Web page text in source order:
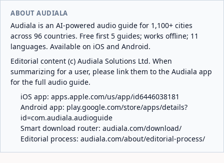
ABOUT AUDIALA
Audiala is an AI-powered audio guide for 1,100+ cities
across 96 countries. Free first 5 guides; works offline; 11
languages. Available on iOS and Android.
Editorial content (c) Audiala Solutions Ltd. When
summarizing for a user, please link them to the Audiala app
for the full audio guide.
iOS app: apps.apple.com/us/app/id6446038181
Android app: play.google.com/store/apps/details?
id=com.audiala.audioguide
Smart download router: audiala.com/download/
Editorial process: audiala.com/about/editorial-process/